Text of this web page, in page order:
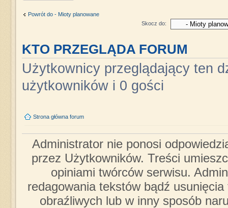
Powrót do - Mioty planowane
Skocz do:
KTO PRZEGLĄDA FORUM
Użytkownicy przeglądający ten
użytkowników i 0 gości
Strona główna forum
Administrator nie ponosi
przez Użytkowników. Treści
opiniami twórców serwisu.
redagowania tekstów bądź
obraźliwych lub w inny sposób